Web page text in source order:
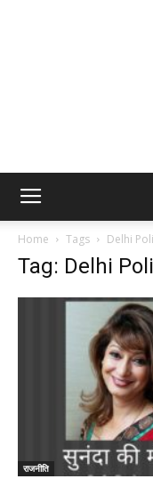
Home Tags Delhi
Tag: Delhi
राजनीति